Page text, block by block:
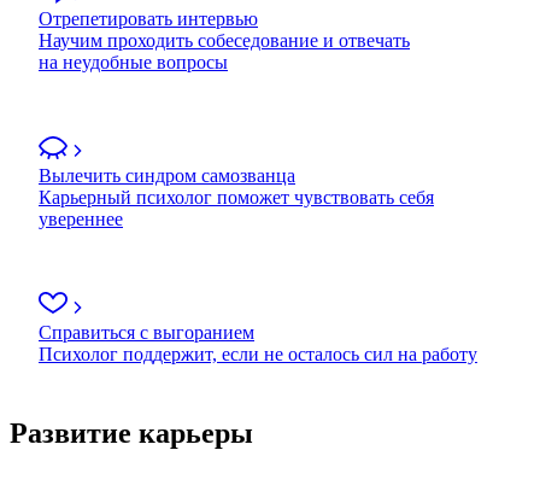
Отрепетировать интервью
Научим проходить собеседование и отвечать
на неудобные вопросы
Вылечить синдром самозванца
Карьерный психолог поможет чувствовать себя
увереннее
Справиться с выгоранием
Психолог поддержит, если не осталось сил на работу
Развитие карьеры